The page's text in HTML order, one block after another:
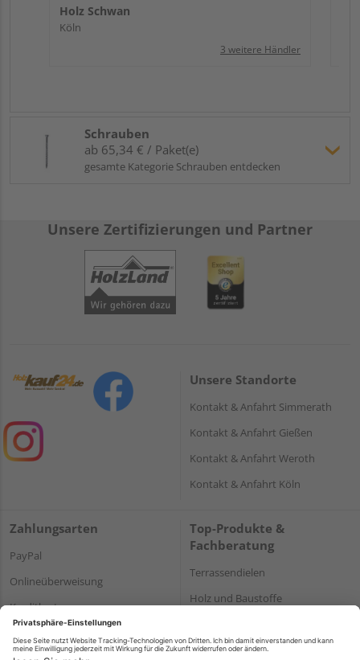
Holz Schwan
Köln
3 weitere Händler
Schrauben
ab 65,34 € / Paket(e)
gesamte Kategorie Schrauben entdecken
Unsere Zertifizierungen und Partner
Unsere Standorte
Kontakt & Anfahrt Simmerath
Kontakt & Anfahrt Gießen
Kontakt & Anfahrt Weroth
Kontakt & Anfahrt Köln
Zahlungsarten
PayPal
Onlineüberweisung
Kreditkarte
Top-Produkte &
Fachberatung
Terrassendielen
Holz und Baustoffe